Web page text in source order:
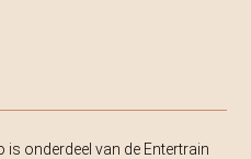
onderdeel van de Entertrain